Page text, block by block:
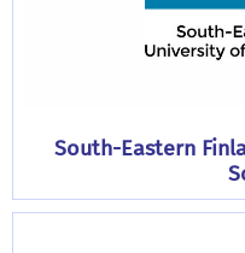
South-Eastern